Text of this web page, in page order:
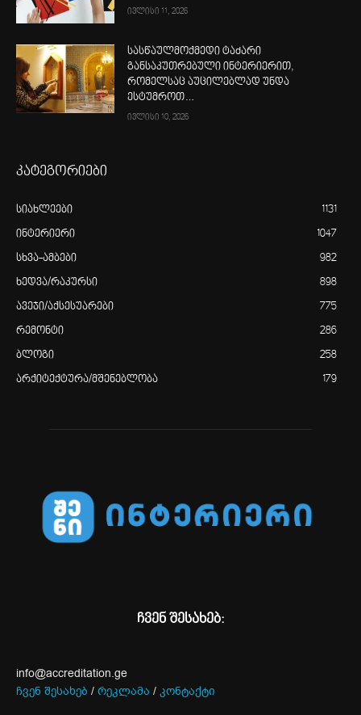
ივლისი 11, 2026
სასწაულმოქმედი ტაძარი
განსაკუთრებული ინტერიერით,
რომელსაც აუცილებლად უნდა
ესტუმროთ…
ივლისი 10, 2026
კატეგორიები
სიახლეები 1131
ინტერიერი 1047
სხვა-ამბები 982
ხედვა/რაკურსი 898
ავეჯი/აქსესუარები 775
რემონტი 286
ბლოგი 258
არქიტექტურა/მშენებლობა 179
ჩვენ შესახებ:
info@accreditation.ge
ჩვენ შესახებ / რეკლამა / კონტაქტი